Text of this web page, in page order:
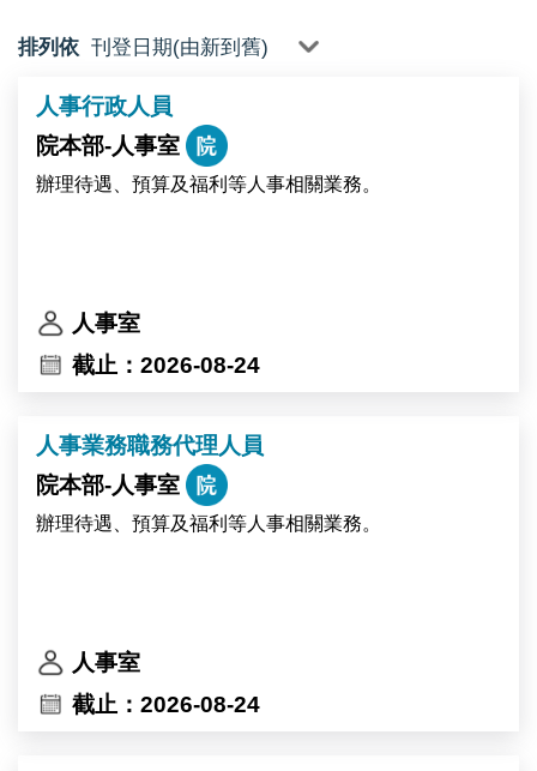
排列依
人事行政人員
院本部-人事室
辦理待遇、預算及福利等人事相關業務。
人事室
截止：2026-08-24
人事業務職務代理人員
院本部-人事室
辦理待遇、預算及福利等人事相關業務。
人事室
截止：2026-08-24